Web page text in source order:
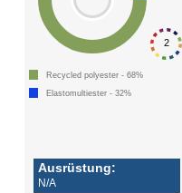
2
Recycled polyester - 68%
Elastomultiester - 32%
Ausrüstung:
N/A